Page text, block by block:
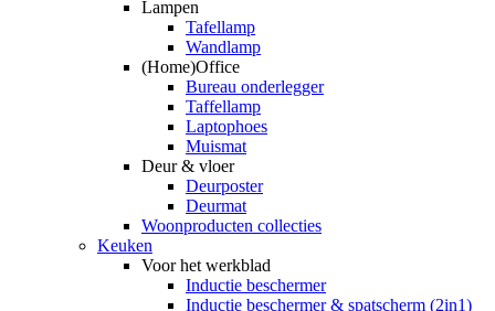
Lampen
Tafellamp
Wandlamp
(Home)Office
Bureau onderlegger
Taffellamp
Laptophoes
Muismat
Deur & vloer
Deurposter
Deurmat
Woonproducten collecties
Keuken
Voor het werkblad
Inductie beschermer
Inductie beschermer & spatscherm (2in1)